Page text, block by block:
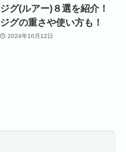
ジグ(ルアー)８選を紹介！
ジグの重さや使い方も！
2024年10月12日